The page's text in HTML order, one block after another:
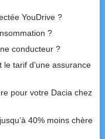
YouDrive ?
?
conducteur ?
tarif d’une assurance
pour votre Dacia chez
40% moins chère